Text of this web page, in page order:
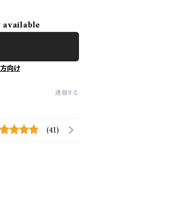
available
向け
通報する
(41)